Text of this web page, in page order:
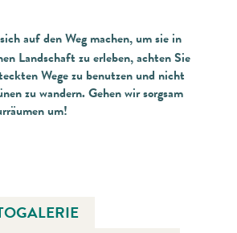
auf den Weg machen, um sie in
Landschaft zu erleben, achten Sie
Wege zu benutzen und nicht
zu wandern. Gehen wir sorgsam
um!